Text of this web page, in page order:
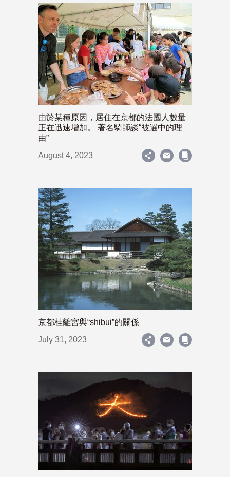
由於某種原因，居住在京都的法國人數量
正在迅速增加。 著名騎師談“被選中的理
由”
August 4, 2023
京都桂離宮與“shibui”的關係
July 31, 2023